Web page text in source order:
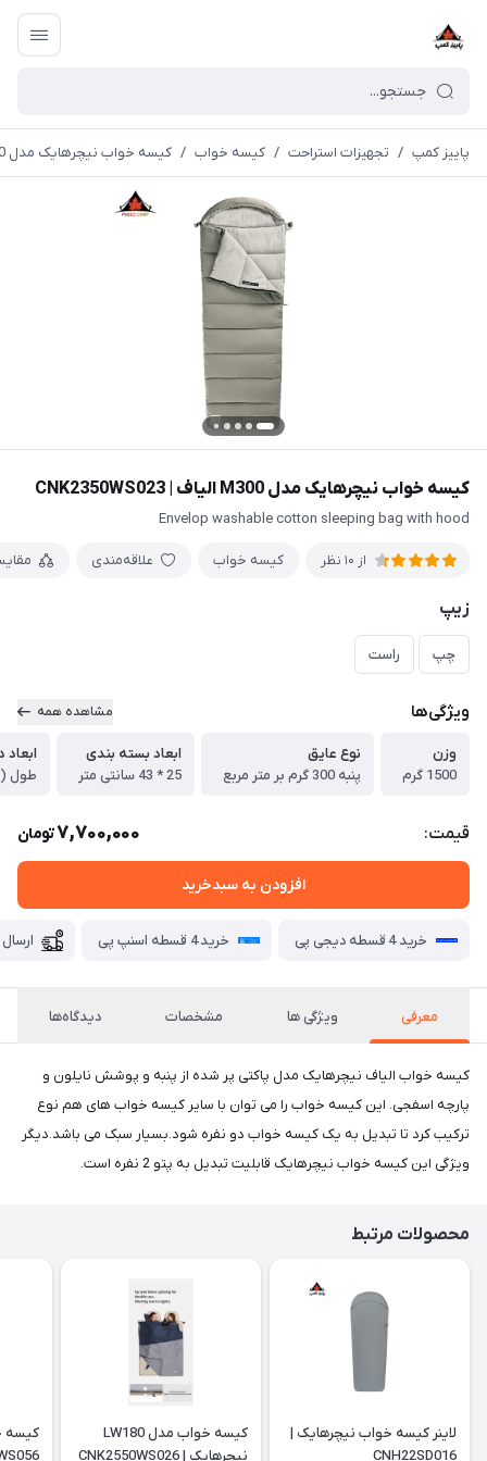
پاییز کمپ / تجهیزات استراحت / کیسه خواب / کیسه خواب نیچرهایک مدل M300 الیاف | CNK2350WS023
کیسه خواب نیچرهایک مدل M300 الیاف | CNK2350WS023
Envelop washable cotton sleeping bag with hood
از 10 نظر کیسه خواب علاقه‌مندی
زیپ
چپ راست
ویژگی‌ها مشاهده همه
وزن
1500 گرم
نوع عایق
پنبه 300 گرم بر متر مربع
ابعاد بسته بندی
25 * 43 سانتی متر
ابعاد
طول ( 190 + 30 ) --- عرض 80
قیمت: 7,700,000تومان
افزودن به سبدخرید
خرید 4 قسطه دیجی پی خرید 4 قسطه اسنپ پی
معرفی ویژگی ها مشخصات دیدگاه‌ها
کیسه خواب الیاف نیچرهایک مدل پاکتی پر شده از پنبه و پوشش نایلون و
پارچه اسفجی. این کیسه خواب را می توان با سایر کیسه خواب های هم نوع
ترکیب کرد تا تبدیل به یک کیسه خواب دو نفره شود.بسیار سبک می باشد.دیگر
ویژگی این کیسه خواب نیچرهایک قابلیت تبدیل به پتو 2 نفره است.
محصولات مرتبط
لاینر کیسه خواب نیچرهایک |
CNH22SD016
کیسه خواب مدل LW180
نیچرهایک | CNK2550WS026